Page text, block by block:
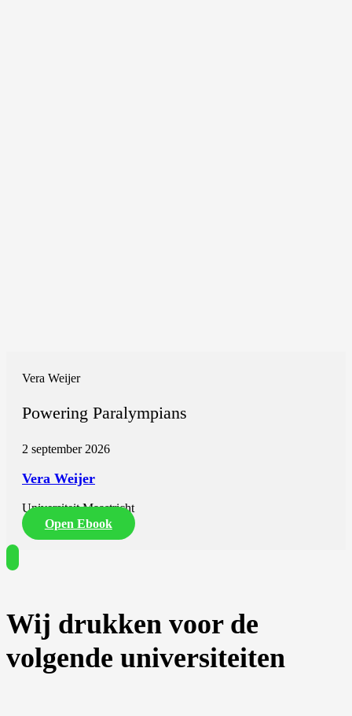
Vera Weijer
Powering Paralympians
2 september 2026
Vera Weijer
Universiteit Maastricht
Open Ebook
Wij drukken voor de
volgende universiteiten